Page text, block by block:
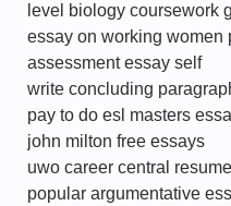
level biology coursework
essay on working women
assessment essay self
write concluding
pay to do esl masters
john milton free essays
uwo career central resume
popular argumentative